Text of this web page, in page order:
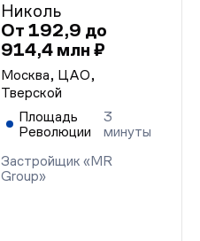
Николь
От 192,9 до
914,4 млн ₽
Москва, ЦАО,
Тверской
Площадь
Революции
3
минуты
Застройщик «MR
Group»